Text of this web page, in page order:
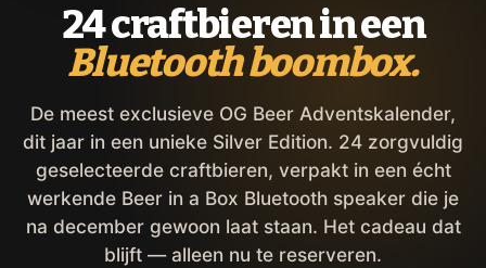
24 craftbieren in een
Bluetooth boombox.
De meest exclusieve OG Beer Adventskalender,
dit jaar in een unieke Silver Edition. 24 zorgvuldig
geselecteerde craftbieren, verpakt in een écht
werkende Beer in a Box Bluetooth speaker die je
na december gewoon laat staan. Het cadeau dat
blijft — alleen nu te reserveren.